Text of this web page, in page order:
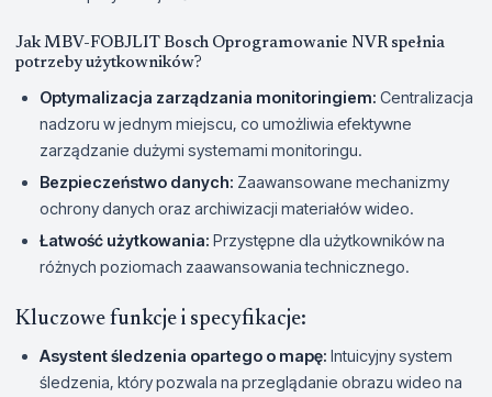
Jak MBV-FOBJLIT Bosch Oprogramowanie NVR spełnia
potrzeby użytkowników?
Optymalizacja zarządzania monitoringiem: Centralizacja
nadzoru w jednym miejscu, co umożliwia efektywne
zarządzanie dużymi systemami monitoringu.
Bezpieczeństwo danych: Zaawansowane mechanizmy
ochrony danych oraz archiwizacji materiałów wideo.
Łatwość użytkowania: Przystępne dla użytkowników na
różnych poziomach zaawansowania technicznego.
Kluczowe funkcje i specyfikacje:
Asystent śledzenia opartego o mapę: Intuicyjny system
śledzenia, który pozwala na przeglądanie obrazu wideo na